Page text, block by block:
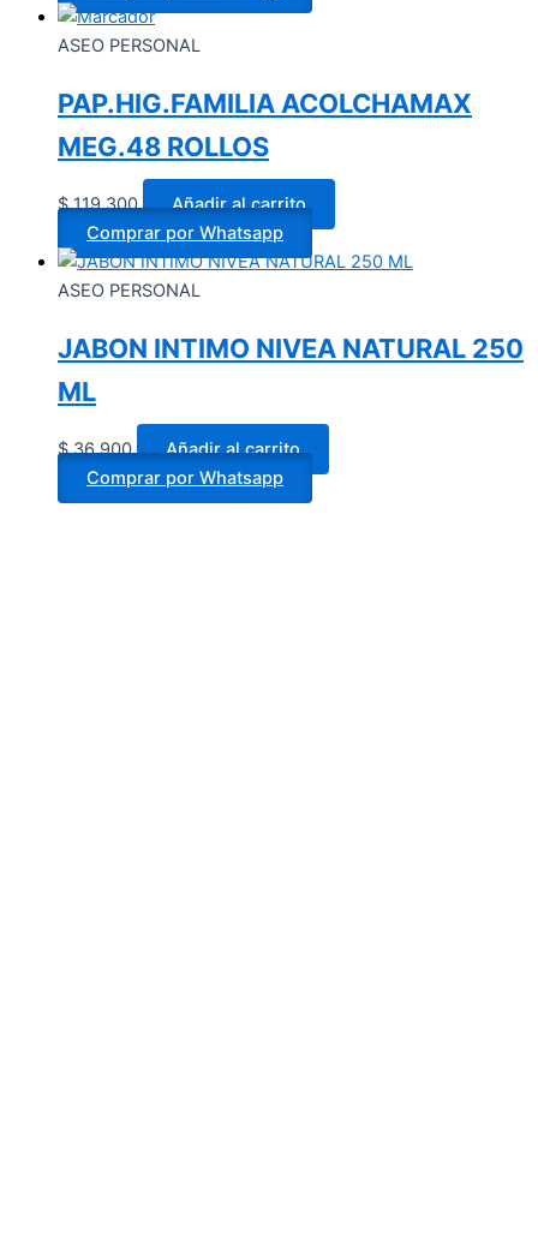
ASEO PERSONAL
PAP.HIG.FAMILIA ACOLCHAMAX
MEG.48 ROLLOS
$119.300
Añadir al carrito
Comprar por Whatsapp
ASEO PERSONAL
JABON INTIMO NIVEA NATURAL 250
ML
$36.900
Añadir al carrito
Comprar por Whatsapp